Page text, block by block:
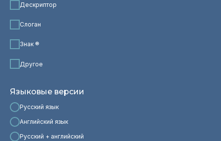
Дескриптор
Слоган
Знак ®
Другое
Языковые версии
Русский язык
Английский язык
Русский + английский